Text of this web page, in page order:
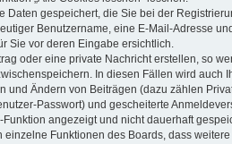
Daten gespeichert, die Sie bei der
Benutzername, eine E-Mail-Adresse
Sie vor deren Eingabe ersichtlich.
oder eine private Nachricht erstellen, so
In diesen Fällen wird
und Ändern von Beiträgen (dazu zählen
Passwort) und gescheiterte
Funktion angezeigt und nicht dauerhaft
einzelne Funktionen des Boards, dass